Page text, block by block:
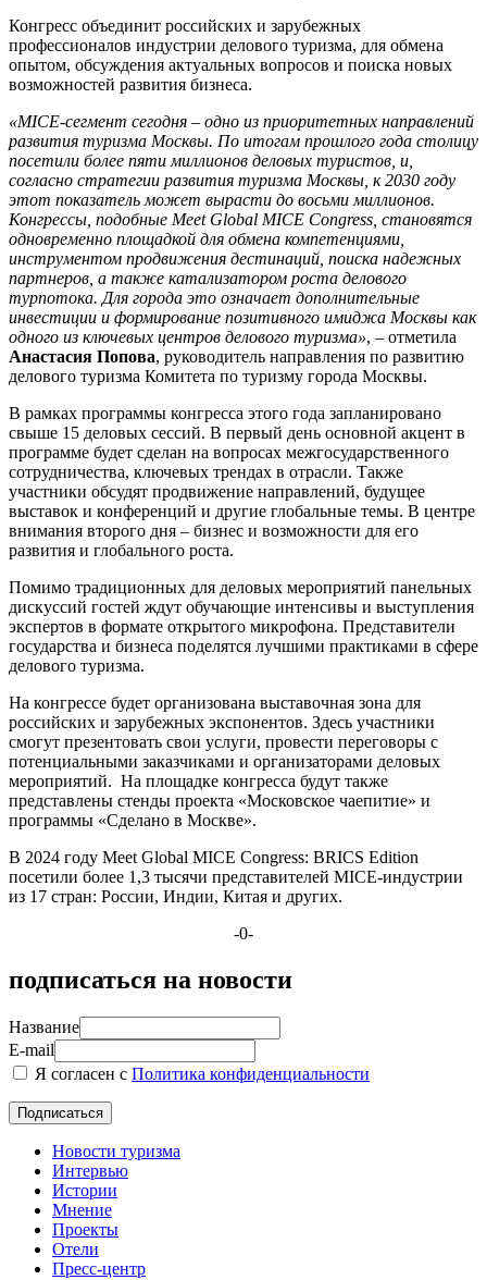
Конгресс объединит российских и зарубежных
профессионалов индустрии делового туризма, для обмена
опытом, обсуждения актуальных вопросов и поиска новых
возможностей развития бизнеса.
«MICE-сегмент сегодня – одно из приоритетных направлений
развития туризма Москвы. По итогам прошлого года столицу
посетили более пяти миллионов деловых туристов, и,
согласно стратегии развития туризма Москвы, к 2030 году
этот показатель может вырасти до восьми миллионов.
Конгрессы, подобные Meet Global MICE Congress, становятся
одновременно площадкой для обмена компетенциями,
инструментом продвижения дестинаций, поиска надежных
партнеров, а также катализатором роста делового
турпотока. Для города это означает дополнительные
инвестиции и формирование позитивного имиджа Москвы как
одного из ключевых центров делового туризма», – отметила
Анастасия Попова, руководитель направления по развитию
делового туризма Комитета по туризму города Москвы.
В рамках программы конгресса этого года запланировано
свыше 15 деловых сессий. В первый день основной акцент в
программе будет сделан на вопросах межгосударственного
сотрудничества, ключевых трендах в отрасли. Также
участники обсудят продвижение направлений, будущее
выставок и конференций и другие глобальные темы. В центре
внимания второго дня – бизнес и возможности для его
развития и глобального роста.
Помимо традиционных для деловых мероприятий панельных
дискуссий гостей ждут обучающие интенсивы и выступления
экспертов в формате открытого микрофона. Представители
государства и бизнеса поделятся лучшими практиками в сфере
делового туризма.
На конгрессе будет организована выставочная зона для
российских и зарубежных экспонентов. Здесь участники
смогут презентовать свои услуги, провести переговоры с
потенциальными заказчиками и организаторами деловых
мероприятий. На площадке конгресса будут также
представлены стенды проекта «Московское чаепитие» и
программы «Сделано в Москве».
В 2024 году Meet Global MICE Congress: BRICS Edition
посетили более 1,3 тысячи представителей MICE-индустрии
из 17 стран: России, Индии, Китая и других.
-0-
подписаться на новости
Название
E-mail
Я согласен с Политика конфиденциальности
Новости туризма
Интервью
Истории
Мнение
Проекты
Отели
Пресс-центр